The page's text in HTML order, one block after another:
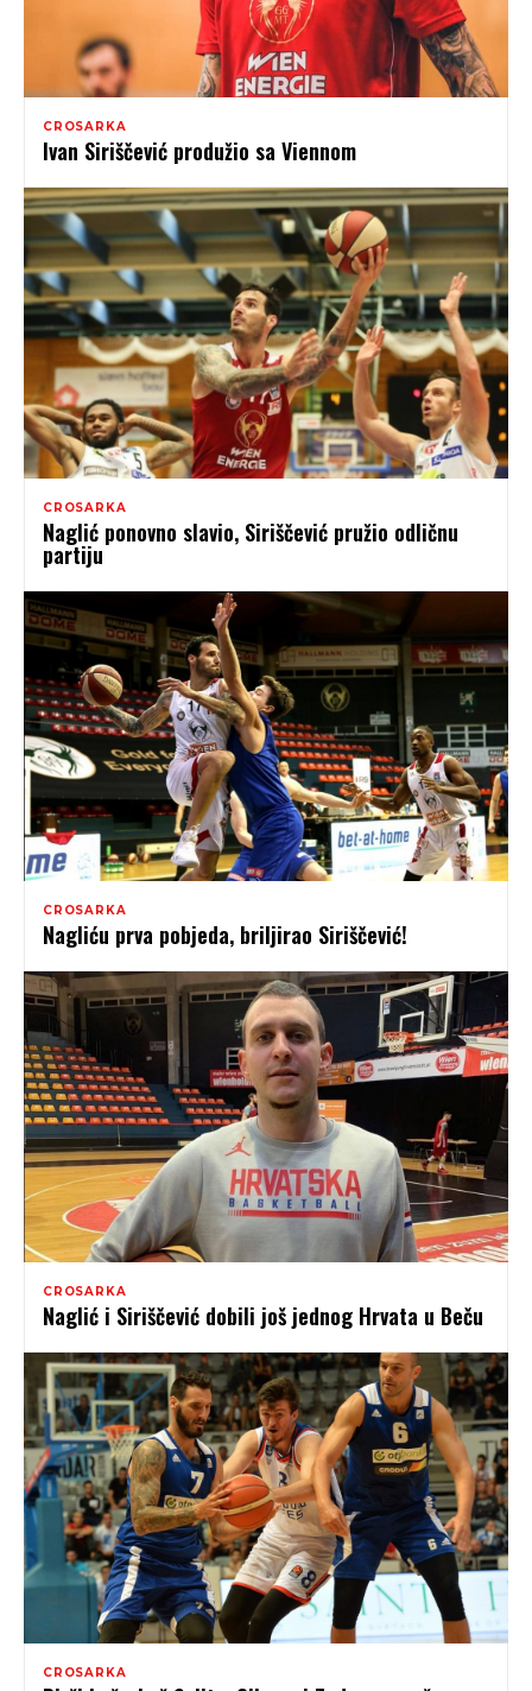
CROSARKA
Ivan Siriščević produžio sa Viennom
CROSARKA
Naglić ponovno slavio, Siriščević pružio odličnu
partiju
CROSARKA
Nagliću prva pobjeda, briljirao Siriščević!
CROSARKA
Naglić i Siriščević dobili još jednog Hrvata u Beču
CROSARKA